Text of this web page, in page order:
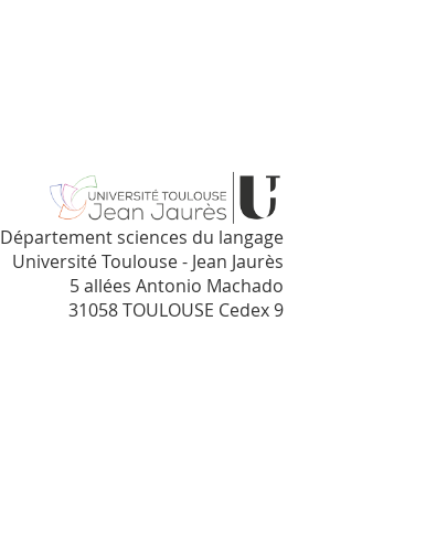
Département sciences du langage
Université Toulouse - Jean Jaurès
5 allées Antonio Machado
31058 TOULOUSE Cedex 9